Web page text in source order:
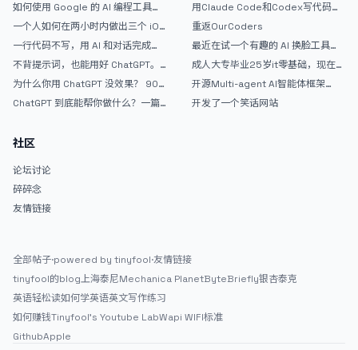
如何使用 Google 的 AI 编程工具
AntiGravity：独立开发者的新时代
武器
一个人如何在两小时内做出三个 iOS
APP？｜AntiGravity + Gemini 3 实
战完整记录
一行代码不写，用 AI 和对话完成一
个完整网站：《图书天堂》实战记录
不背提示词，也能用好 ChatGPT。
一个万能提问模板
为什么你用 ChatGPT 没效果？ 90%
的人第一步就问错了
ChatGPT 到底能帮你做什么？一篇
用Claude Code和Codex写代码真
的爽，但是App怎么挣钱还是很难啊
重返OurCoders
最近在试一个有趣的 AI 换脸工具，
效果挺不错
成人大专毕业25岁it零基础，现在想
考软件设计师，有什么好的建议吗，
谢谢！
开源Multi-agent AI智能体框架
aevatar.ai，欢迎大家贡献代码
开发了一个笑话网站
社区
论坛讨论
碎碎念
友情链接
全部帖子·powered by tinyfool·友情链接
tinyfool的blog上海泰尼Mechanica PlanetByteBriefly银杏泰克
英语轻松读如何学英语英文写作练习
如何赚钱Tinyfool's Youtube LabWapi WIFI标准
GithubApple